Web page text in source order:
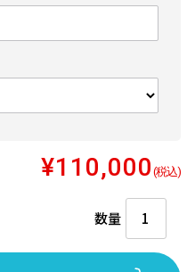
¥110,000 (税込)
数量